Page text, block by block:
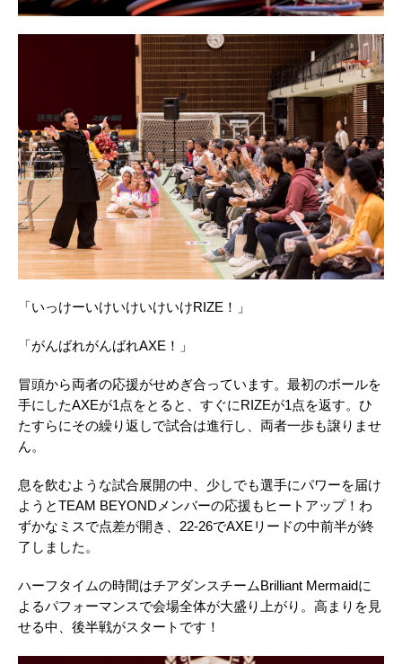
「いっけーいけいけいけいけRIZE！」
「がんばれがんばれAXE！」
冒頭から両者の応援がせめぎ合っています。最初のボールを
手にしたAXEが1点をとると、すぐにRIZEが1点を返す。ひ
たすらにその繰り返しで試合は進行し、両者一歩も譲りませ
ん。
息を飲むような試合展開の中、少しでも選手にパワーを届け
ようとTEAM BEYONDメンバーの応援もヒートアップ！わ
ずかなミスで点差が開き、22-26でAXEリードの中前半が終
了しました。
ハーフタイムの時間はチアダンスチームBrilliant Mermaidに
よるパフォーマンスで会場全体が大盛り上がり。高まりを見
せる中、後半戦がスタートです！